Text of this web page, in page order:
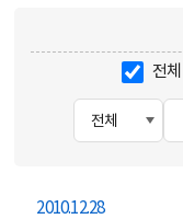
전체
2010.12.28